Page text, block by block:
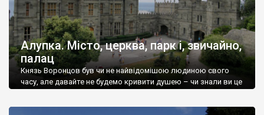
Алупка. Місто, церква, парк і, звичайно,
палац
Князь Воронцов був чи не найвідомішою людиною свого
часу, але давайте не будемо кривити душею – чи знали ви це